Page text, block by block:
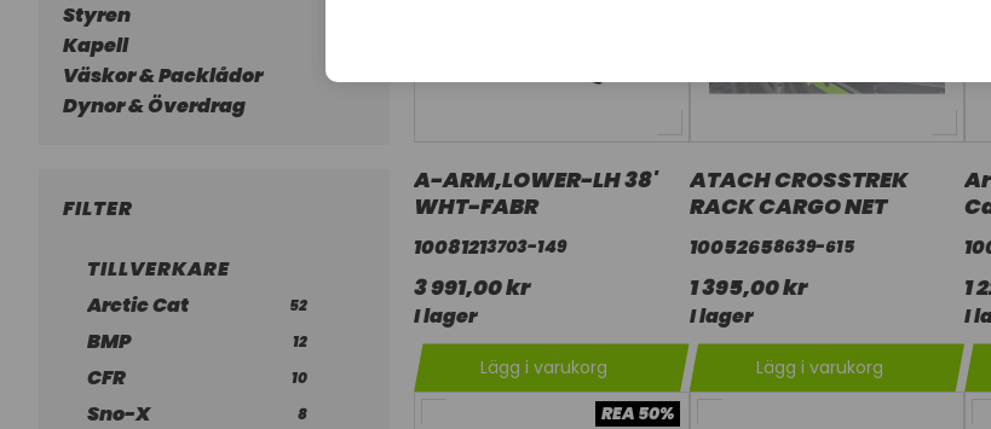
Styren
Kapell
Väskor & Packlådor
Dynor & Överdrag
FILTER
TILLVERKARE
Arctic Cat
52
BMP 12
CFR 10
Sno-X 8
A-ARM,LOWER-LH 38'
WHT-FABR
10081213703-149
3 991,00 kr
I lager
Lägg i varukorg
ATACH CROSSTREK
RACK CARGO NET
10052658639-615
1 395,00 kr
I lager
Lägg i varukorg
1
I
REA 50%